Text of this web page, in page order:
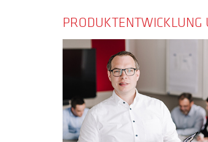
PRODUKTENTWICKLUNG